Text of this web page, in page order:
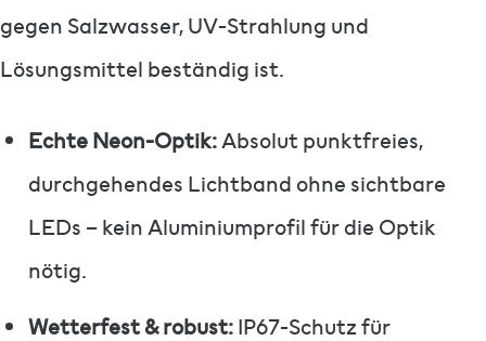
gegen Salzwasser, UV-Strahlung und
Lösungsmittel beständig ist.
Echte Neon-Optik:Absolut punktfreies,
durchgehendes Lichtband ohne sichtbare
LEDs – kein Aluminiumprofil für die Optik
nötig.
Wetterfest & robust:IP67-Schutz für